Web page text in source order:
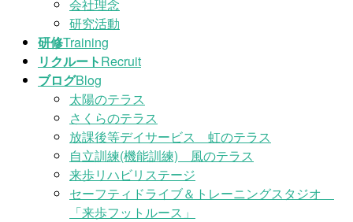
会社理念
研究活動
研修Training
リクルートRecruit
ブログBlog
太陽のテラス
さくらのテラス
放課後等デイサービス 虹のテラス
自立訓練(機能訓練) 風のテラス
来歩リハビリステージ
セーフティドライブ＆トレーニングスタジオ
「来歩フットルース」